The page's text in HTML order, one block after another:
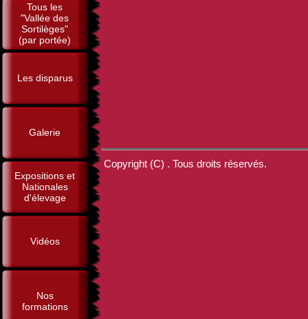
Tous les
"Vallée des
Sortilèges"
(par portée)
Les disparus
Galerie
Expositions et
Nationales
d'élevage
Vidéos
Nos
formations
Copyright (C) . Tous droits réservés.